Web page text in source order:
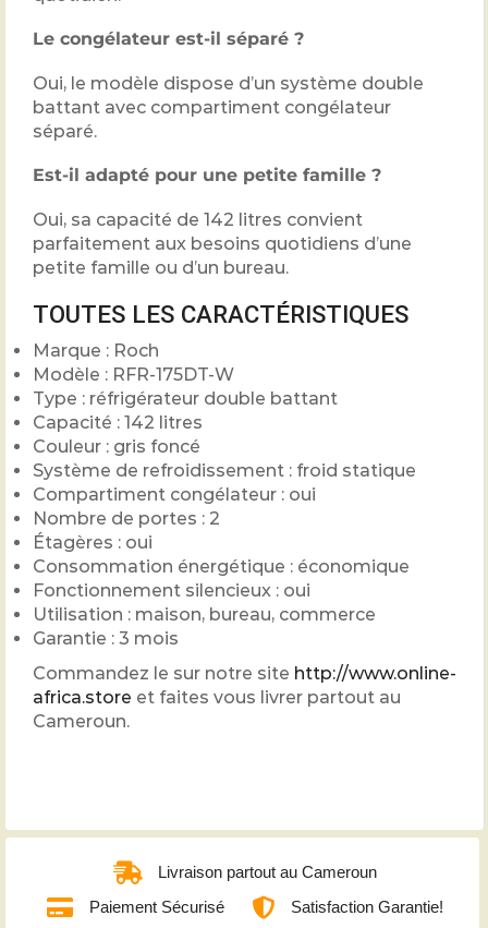
Le congélateur est-il séparé ?
Oui, le modèle dispose d’un système double
battant avec compartiment congélateur
séparé.
Est-il adapté pour une petite famille ?
Oui, sa capacité de 142 litres convient
parfaitement aux besoins quotidiens d’une
petite famille ou d’un bureau.
TOUTES LES CARACTÉRISTIQUES
Marque : Roch
Modèle : RFR-175DT-W
Type : réfrigérateur double battant
Capacité : 142 litres
Couleur : gris foncé
Système de refroidissement : froid statique
Compartiment congélateur : oui
Nombre de portes : 2
Étagères : oui
Consommation énergétique : économique
Fonctionnement silencieux : oui
Utilisation : maison, bureau, commerce
Garantie : 3 mois
Commandez le sur notre site http://www.online-
africa.store et faites vous livrer partout au
Cameroun.
Livraison partout au Cameroun
Paiement Sécurisé
Satisfaction Garantie!